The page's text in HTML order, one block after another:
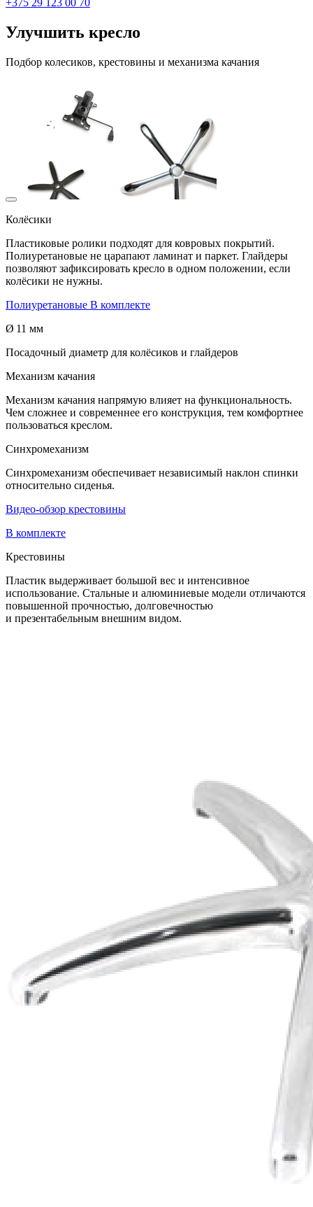
Улучшить кресло
Подбор колесиков, крестовины и механизма качания
Колёсики
Пластиковые ролики подходят для ковровых покрытий.
Полиуретановые не царапают ламинат и паркет. Глайдеры
позволяют зафиксировать кресло в одном положении, если
колёсики не нужны.
Полиуретановые В комплекте
Ø 11 мм
Посадочный диаметр для колёсиков и глайдеров
Механизм качания
Механизм качания напрямую влияет на функциональность.
Чем сложнее и современнее его конструкция, тем комфортнее
пользоваться креслом.
Синхромеханизм
Синхромеханизм обеспечивает независимый наклон спинки
относительно сиденья.
Видео-обзор крестовины
В комплекте
Крестовины
Пластик выдерживает большой вес и интенсивное
использование. Стальные и алюминиевые модели отличаются
повышенной прочностью, долговечностью
и презентабельным внешним видом.